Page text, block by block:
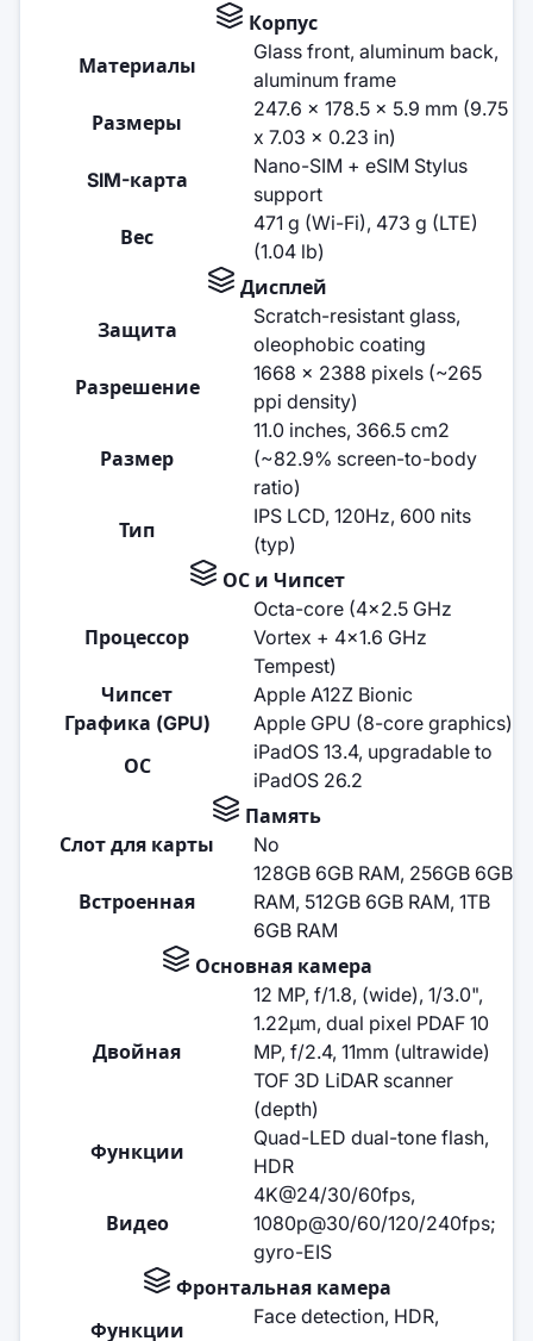
Корпус
Материалы
Glass front, aluminum back,
aluminum frame
Размеры
247.6 x 178.5 x 5.9 mm (9.75
x 7.03 x 0.23 in)
SIM-карта
Nano-SIM + eSIM Stylus
support
Вес
471 g (Wi-Fi), 473 g (LTE)
(1.04 lb)
Дисплей
Защита
Scratch-resistant glass,
oleophobic coating
Разрешение
1668 x 2388 pixels (~265
ppi density)
Размер
11.0 inches, 366.5 cm2
(~82.9% screen-to-body
ratio)
Тип
IPS LCD, 120Hz, 600 nits
(typ)
ОС и Чипсет
Процессор
Octa-core (4x2.5 GHz
Vortex + 4x1.6 GHz
Tempest)
Чипсет
Apple A12Z Bionic
Графика (GPU)
Apple GPU (8-core graphics)
ОС
iPadOS 13.4, upgradable to
iPadOS 26.2
Память
Слот для карты
No
Встроенная
128GB 6GB RAM, 256GB 6GB
RAM, 512GB 6GB RAM, 1TB
6GB RAM
Основная камера
Двойная
12 MP, f/1.8, (wide), 1/3.0",
1.22µm, dual pixel PDAF 10
MP, f/2.4, 11mm (ultrawide)
TOF 3D LiDAR scanner
(depth)
Функции
Quad-LED dual-tone flash,
HDR
Видео
4K@24/30/60fps,
1080p@30/60/120/240fps;
gyro-EIS
Фронтальная камера
Функции
Face detection, HDR,